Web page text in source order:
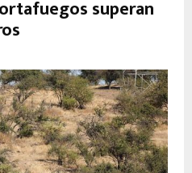
superan